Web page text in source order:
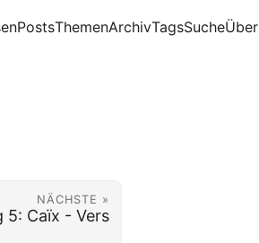
PostsThemenArchivTagsSucheÜber
NÄCHSTE »
5: Caïx - Vers